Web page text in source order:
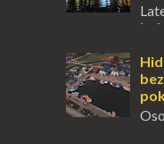
odwiedzić.
Locarno gwara...